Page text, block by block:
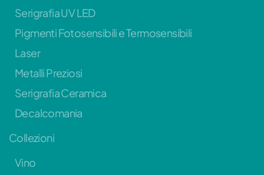
Serigrafia UV LED
Pigmenti Fotosensibili e Termosensibili
Laser
Metalli Preziosi
Serigrafia Ceramica
Decalcomania
Collezioni
Vino